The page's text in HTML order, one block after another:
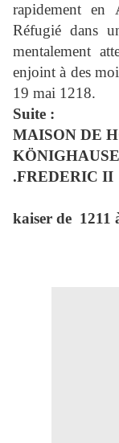
rapidement en
Réfugié dans
mentalement
enjoint à des
19 mai 1218.
Suite :
MAISON DE
.FREDERIC II
kaiser de 1211